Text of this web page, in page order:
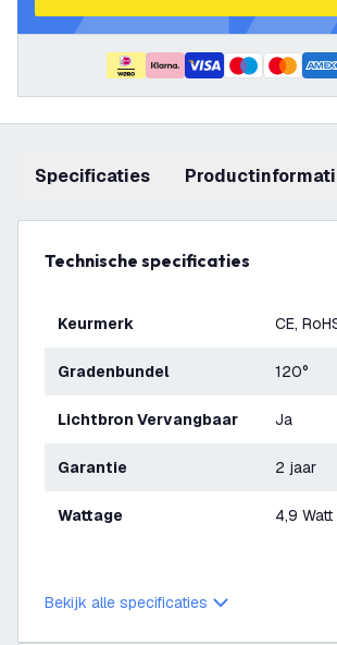
Specificaties
Technische specificaties
Keurmerk CE,
Gradenbundel 120°
Lichtbron Vervangbaar Ja
Garantie 2 jaar
Wattage 4,9 Watt
Bekijk alle specificaties